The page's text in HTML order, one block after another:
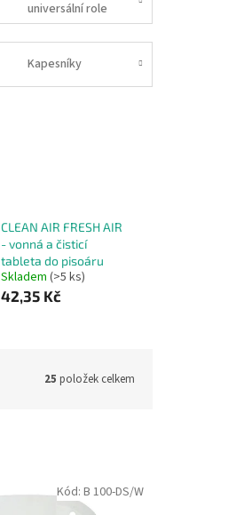
universální role
Kapesníky
CLEAN AIR FRESH AIR
- vonná a čisticí
tableta do pisoáru
Skladem (>5 ks)
42,35 Kč
25 položek celkem
Kód: B 100-DS/W